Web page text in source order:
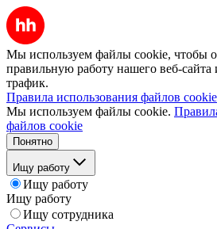
Мы используем файлы cookie, чтобы
правильную работу нашего веб-сайта
трафик.
Правила использования файлов cookie
Мы используем файлы cookie.
файлов cookie
Понятно
Ищу работу
Ищу работу
Ищу работу
Ищу сотрудника